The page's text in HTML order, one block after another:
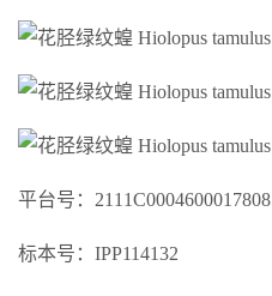
平台号：2111C0004600017808
标本号：IPP114132